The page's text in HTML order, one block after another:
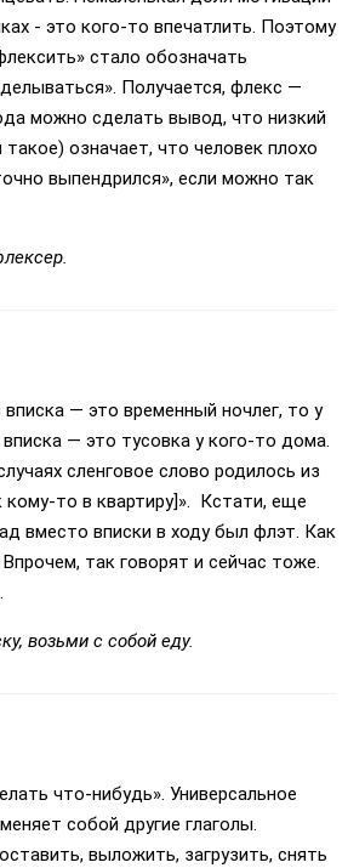
- это кого-то впечатлить. Поэтому
стало обозначать
Получается, флекс —
можно сделать вывод, что низкий
означает, что человек плохо
выпендрился», если можно так
— это временный ночлег, то у
— это тусовка у кого-то дома.
сленговое слово родилось из
кому-то в квартиру]». Кстати, еще
вместо вписки в ходу был флэт. Как
так говорят и сейчас тоже.
возьми с собой еду.
что-нибудь». Универсальное
собой другие глаголы.
выложить, загрузить, снять